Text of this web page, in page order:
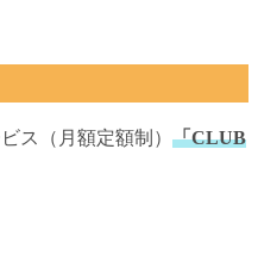
ス（月額定額制） 「CLUB